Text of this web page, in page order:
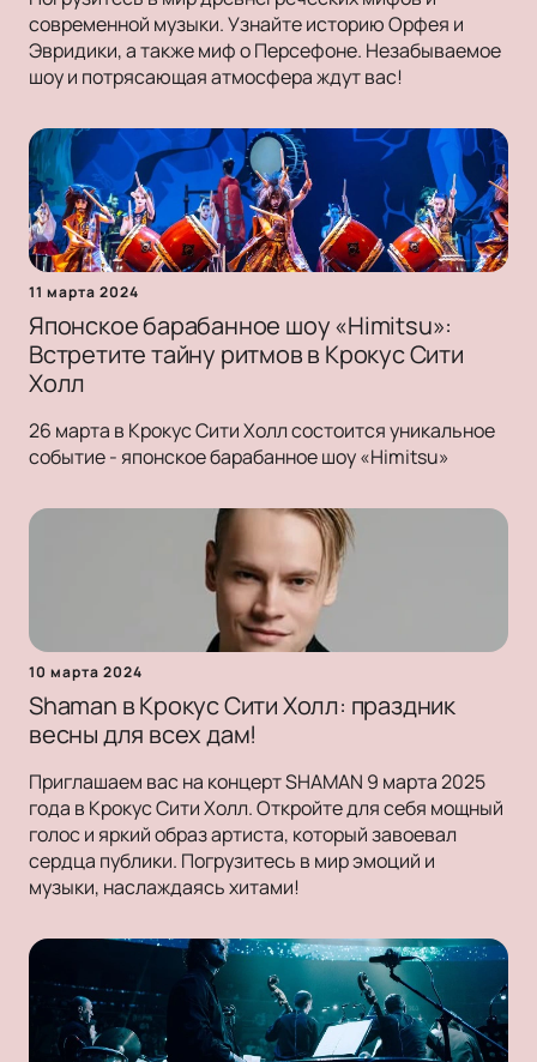
современной музыки. Узнайте историю Орфея и
Эвридики, а также миф о Персефоне. Незабываемое
шоу и потрясающая атмосфера ждут вас!
11 марта 2024
Японское барабанное шоу «Himitsu»:
Встретите тайну ритмов в Крокус Сити
Холл
26 марта в Крокус Сити Холл состоится уникальное
событие - японское барабанное шоу «Himitsu»
10 марта 2024
Shaman в Крокус Сити Холл: праздник
весны для всех дам!
Приглашаем вас на концерт SHAMAN 9 марта 2025
года в Крокус Сити Холл. Откройте для себя мощный
голос и яркий образ артиста, который завоевал
сердца публики. Погрузитесь в мир эмоций и
музыки, наслаждаясь хитами!